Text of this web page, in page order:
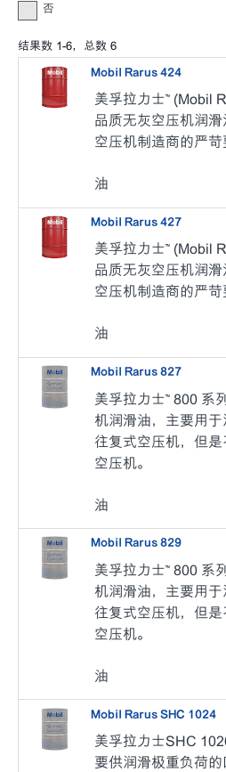
否
结果数 1-6，总数 6
Mobil Rarus 424
美孚拉力士™ (Mobil
品质无灰空压机润
空压机制造商的严苛
油
Mobil Rarus 427
美孚拉力士™ (Mobil
品质无灰空压机润
空压机制造商的严苛
油
Mobil Rarus 827
美孚拉力士™ 800 系
机润滑油，主要用
往复式空压机，但
空压机。
油
Mobil Rarus 829
美孚拉力士™ 800 系
机润滑油，主要用
往复式空压机，但
空压机。
油
Mobil Rarus SHC 1024
美孚拉力士SHC
要供润滑极重负荷